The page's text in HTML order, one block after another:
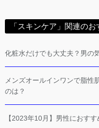
「スキンケア」関連の
化粧水だけでも大丈夫？男の
メンズオールインワンで脂性
のは？
【2023年10月】男性におす